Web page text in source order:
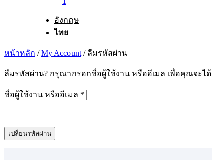
อังกฤษ
ไทย
หน้าหลัก /My Account / ลืมรหัสผ่าน
ลืมรหัสผ่าน? กรุณากรอกชื่อผู้ใช้งาน หรืออีเมล เพื่อคุณจะไ
ชื่อผู้ใช้งาน หรืออีเมล *
เปลี่ยนรหัสผ่าน